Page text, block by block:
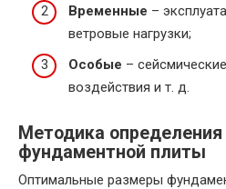
Временные –
ветровые нагрузки;
Особые –
воздействия и т. д.
Методика
фундаментной плиты
Оптимальные размеры